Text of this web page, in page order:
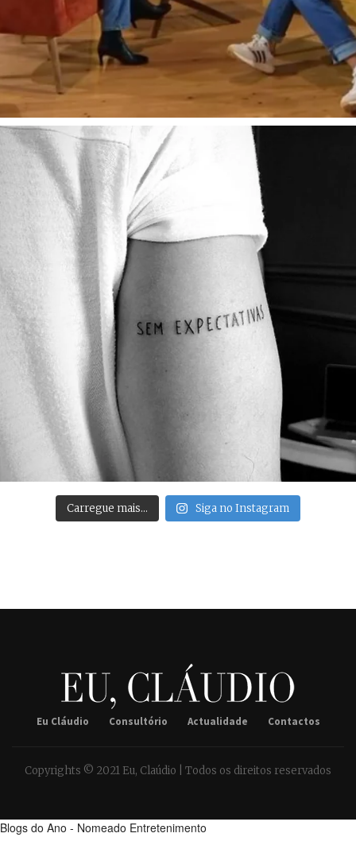
Carregue mais… Siga no Instagram
Eu Cláudio Consultório Actualidade Contactos
Copyrights © 2021 Eu, Claúdio | Todos os direitos reservados
Blogs do Ano - Nomeado Entretenimento